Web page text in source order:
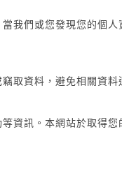
我們或您發現您的個
取資料，避免相關資料
資訊。本網站於取得